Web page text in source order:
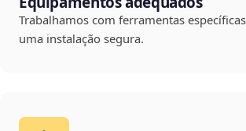
Trabalhamos com ferramentas
uma instalação segura.